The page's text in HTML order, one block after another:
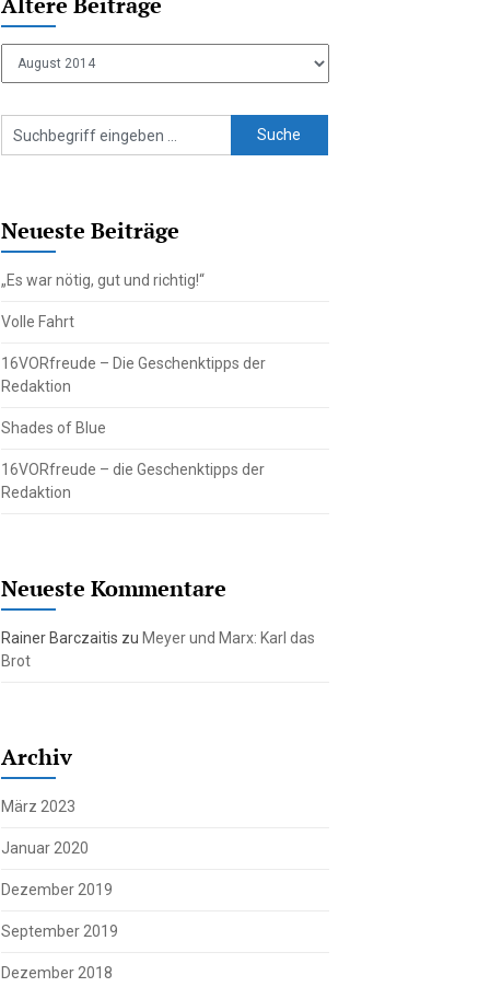
Beiträge
Neueste Beiträge
„Es war nötig, gut und richtig!“
Volle Fahrt
16VORfreude – Die Geschenktipps der
Redaktion
Shades of Blue
16VORfreude – die Geschenktipps der
Redaktion
Neueste Kommentare
Rainer Barczaitis zu Meyer und Marx: Karl das
Brot
Archiv
März 2023
Januar 2020
Dezember 2019
September 2019
Dezember 2018